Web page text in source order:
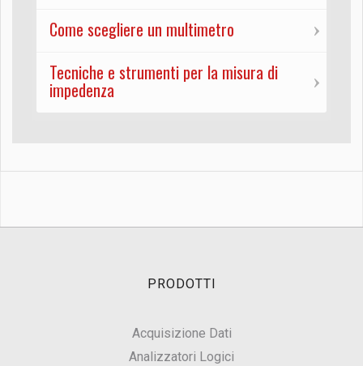
Come scegliere un multimetro
Tecniche e strumenti per la misura di
impedenza
PRODOTTI
Acquisizione Dati
Analizzatori Logici